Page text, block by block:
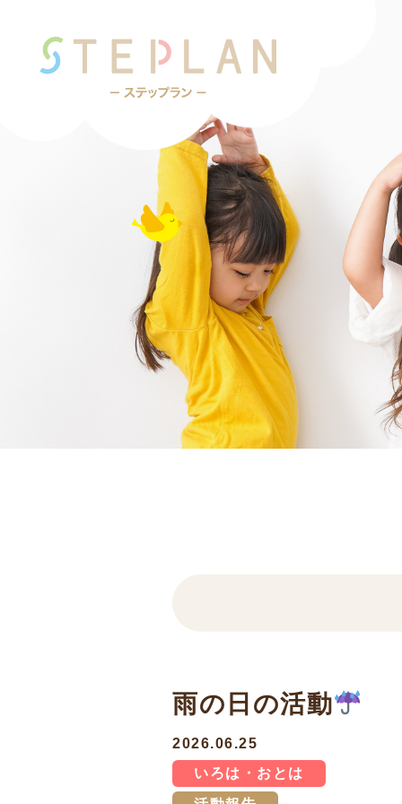
雨の日の活動
2026.06.25
いろは・おとは